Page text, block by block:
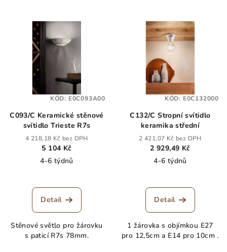
C093/C Keramické stěnové
svítidlo Trieste R7s
4 218,18 Kč bez DPH
5 104 Kč
4-6 týdnů
Detail
Stěnové světlo pro žárovku
s paticí R7s 78mm.
KÓD: E0C093A00
C132/C Stropní svítidlo
keramika střední
2 421,07 Kč bez DPH
2 929,49 Kč
4-6 týdnů
Detail
1 žárovka s objímkou E27
pro 12,5cm a E14 pro 10cm .
KÓD: E0C132000